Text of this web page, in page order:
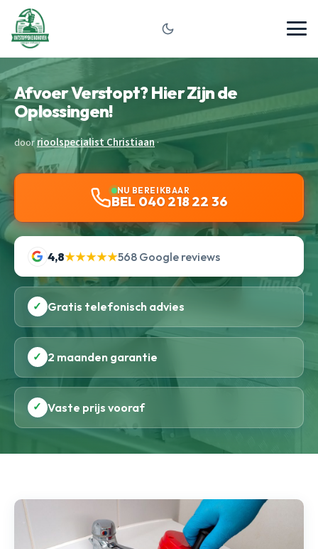
Afvoer Verstopt? Hier Zijn de
Oplossingen!
doorrioolspecialist Christiaan·
NU BEREIKBAAR
BEL 040 218 22 36
4,8★★★★★568 Google reviews
✓ Gratis telefonisch advies
✓ 2 maanden garantie
✓ Vaste prijs vooraf